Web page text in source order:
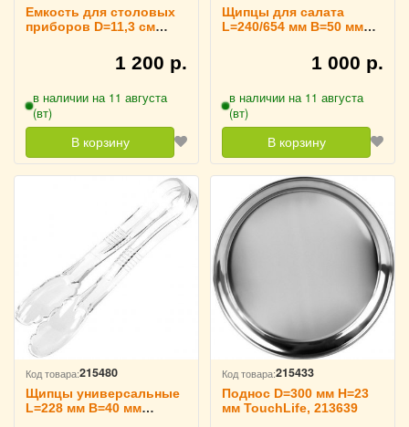
Емкость для столовых
приборов D=11,3 см
1 200 р.
в наличии на 11 августа
(вт)
В корзину
Щипцы для салата
L=240/654 мм B=50 мм
1 000 р.
в наличии на 11 августа
(вт)
В корзину
Код товара:215480
Щипцы универсальные
L=228 мм B=40 мм
Код товара:215433
Поднос D=300 мм H=23
мм TouchLife, 213639